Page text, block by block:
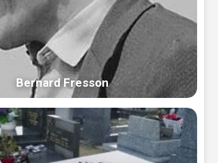
Bernard Fresson